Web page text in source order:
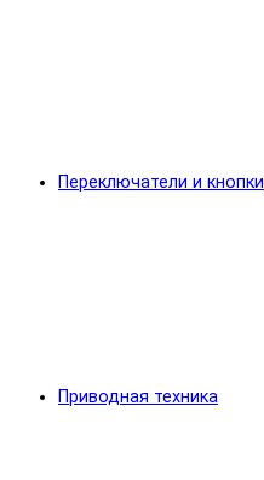
Переключатели и кнопки
Приводная техника